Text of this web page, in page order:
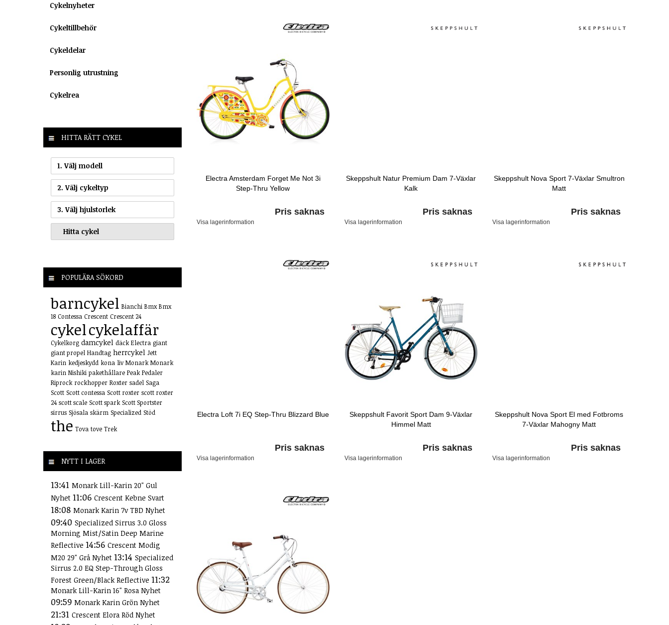
Cykelnyheter
Cykeltillbehör
Cykeldelar
Personlig utrustning
Cykelrea
HITTA RÄTT CYKEL
1. Välj modell
2. Välj cykeltyp
3. Välj hjulstorlek
POPULÄRA SÖKORD
barncykel Bianchi Bmx Bmx
18 Contessa Crescent Crescent 24
cykelcykelaffär
Cykelkorg damcykel däck Electra giant
giant propel Handtag herrcykel Jett
Karin kedjeskydd kona liv Monark Monark
karin Nishiki pakethållare Peak Pedaler
Riprock rockhopper Roxter sadel Saga
Scott Scott contessa Scott roxter scott roxter
24 scott scale Scott spark Scott Sportster
sirrus Sjösala skärm Specialized Stöd
the Tova tove Trek
NYTT I LAGER
13:41 Monark Lill-Karin 20" Gul
Nyhet 11:06 Crescent Kebne Svart
18:08 Monark Karin 7v TBD Nyhet
09:40 Specialized Sirrus 3.0 Gloss
Morning Mist/Satin Deep Marine
Reflective 14:56 Crescent Modig
M20 29" Grå Nyhet 13:14 Specialized
Sirrus 2.0 EQ Step-Through Gloss
Forest Green/Black Reflective 11:32
Monark Lill-Karin 16" Rosa Nyhet
09:59 Monark Karin Grön Nyhet
21:31 Crescent Elora Röd Nyhet
Electra Amsterdam Forget Me Not 3i
Step-Thru Yellow
Pris saknas
Visa lagerinformation
Skeppshult Natur Premium Dam 7-Växlar
Kalk
Pris saknas
Visa lagerinformation
Skeppshult Nova Sport 7-Växlar Smultron
Matt
Pris saknas
Visa lagerinformation
Electra Loft 7i EQ Step-Thru Blizzard Blue
Pris saknas
Visa lagerinformation
Skeppshult Favorit Sport Dam 9-Växlar
Himmel Matt
Pris saknas
Visa lagerinformation
Skeppshult Nova Sport El med Fotbroms
7-Växlar Mahogny Matt
Pris saknas
Visa lagerinformation